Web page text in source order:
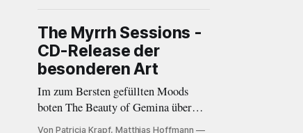
The Myrrh Sessions -
CD-Release der
besonderen Art
Im zum Bersten gefüllten Moods
boten The Beauty of Gemina über
zwei Stunden ein Erlebnis boten,
Von Patricia Krapf, Matthias Hoffmann